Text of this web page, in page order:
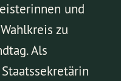
und
zu
Als